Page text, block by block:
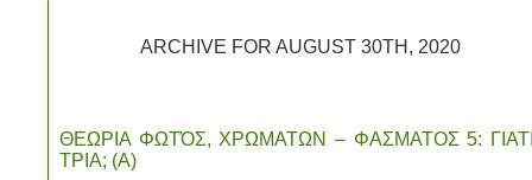
ARCHIVE FOR AUGUST 30TH, 2020
ΘΕΩΡΙΑ ΦΩΤΌΣ, ΧΡΩΜΑΤΩΝ – ΦΑΣΜΑΤΟΣ 5:
ΤΡΙΑ; (Α)